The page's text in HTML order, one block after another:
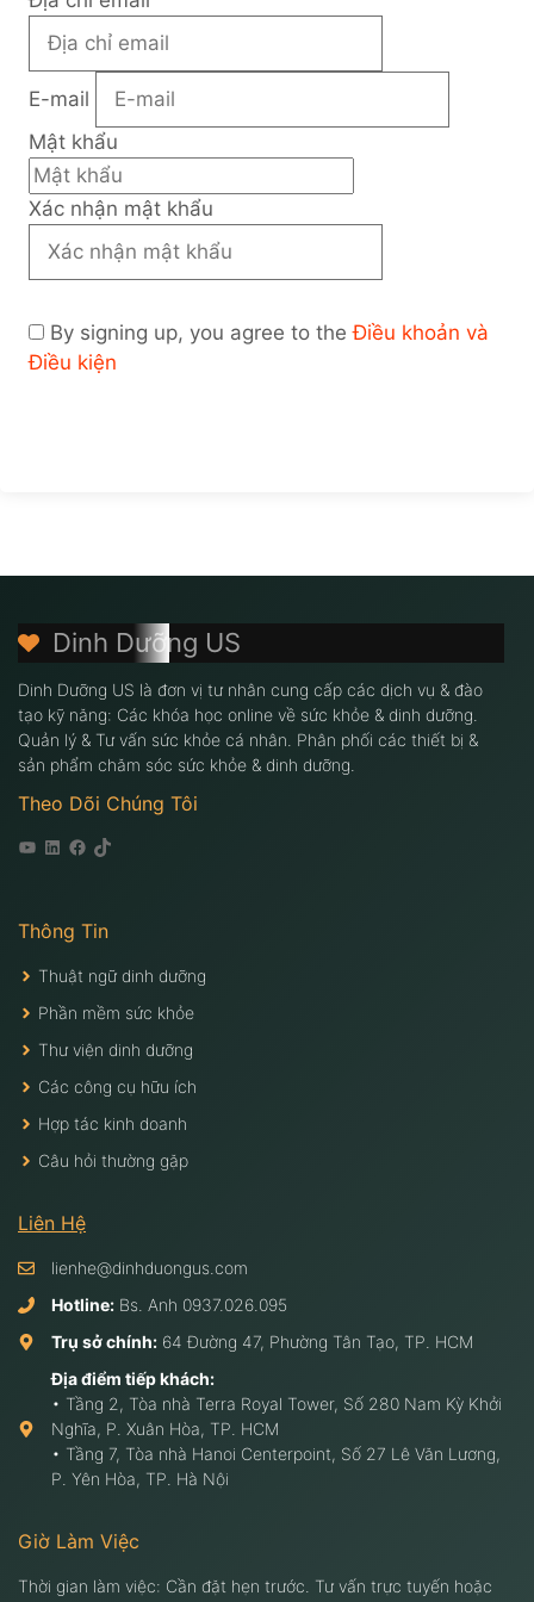
E-mail
Mật khẩu
Xác nhận mật khẩu
By signing up, you agree to theĐiều khoản và
Điều kiện
Dinh Dưỡng US
Dinh Dưỡng US là đơn vị tư nhân cung cấp các dịch vụ & đào
tạo kỹ năng: Các khóa học online về sức khỏe & dinh dưỡng.
Quản lý & Tư vấn sức khỏe cá nhân. Phân phối các thiết bị &
sản phẩm chăm sóc sức khỏe & dinh dưỡng.
Theo Dõi Chúng Tôi
Youtube
Linkedin
Facebook
Tiktok
Thông Tin
Thuật ngữ dinh dưỡng
Phần mềm sức khỏe
Thư viện dinh dưỡng
Các công cụ hữu ích
Hợp tác kinh doanh
Câu hỏi thường gặp
Liên Hệ
lienhe@dinhduongus.com
Hotline: Bs. Anh 0937.026.095
Trụ sở chính: 64 Đường 47, Phường Tân Tạo, TP. HCM
Địa điểm tiếp khách:
• Tầng 2, Tòa nhà Terra Royal Tower, Số 280 Nam Kỳ Khởi
Nghĩa, P. Xuân Hòa, TP. HCM
• Tầng 7, Tòa nhà Hanoi Centerpoint, Số 27 Lê Văn Lương,
P. Yên Hòa, TP. Hà Nội
Giờ Làm Việc
Thời gian làm việc: Cần đặt hẹn trước. Tư vấn trực tuyến hoặc